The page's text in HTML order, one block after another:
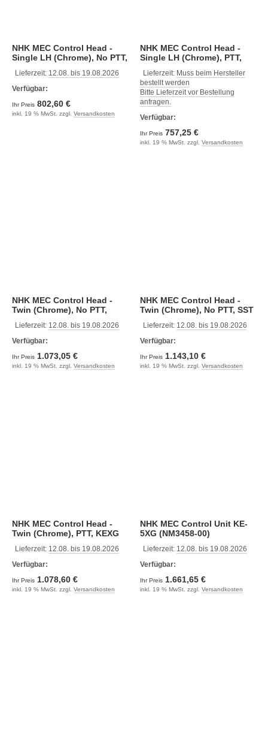
NHK MEC Control Head -
Single LH (Chrome), No PTT,
00)
Lieferzeit: 12.08. bis 19.08.2026
Verfügbar:
Ihr Preis 802,60 €
inkl. 19 % MwSt. zzgl. Versandkosten
NHK MEC Control Head -
Single LH (Chrome), PTT,
Lieferzeit: Muss beim Hersteller
bestellt werden
Bitte Lieferzeit vor Bestellung
anfragen.
Verfügbar:
Ihr Preis 757,25 €
inkl. 19 % MwSt. zzgl. Versandkosten
NHK MEC Control Head -
Twin (Chrome), No PTT,
Lieferzeit: 12.08. bis 19.08.2026
Verfügbar:
Ihr Preis 1.073,05 €
inkl. 19 % MwSt. zzgl. Versandkosten
NHK MEC Control Head -
Twin (Chrome), No PTT, SST
Lieferzeit: 12.08. bis 19.08.2026
Verfügbar:
Ihr Preis 1.143,10 €
inkl. 19 % MwSt. zzgl. Versandkosten
NHK MEC Control Head -
Twin (Chrome), PTT, KEXG
Lieferzeit: 12.08. bis 19.08.2026
Verfügbar:
Ihr Preis 1.078,60 €
inkl. 19 % MwSt. zzgl. Versandkosten
NHK MEC Control Unit KE-
5XG (NM3458-00)
Lieferzeit: 12.08. bis 19.08.2026
Verfügbar:
Ihr Preis 1.661,65 €
inkl. 19 % MwSt. zzgl. Versandkosten